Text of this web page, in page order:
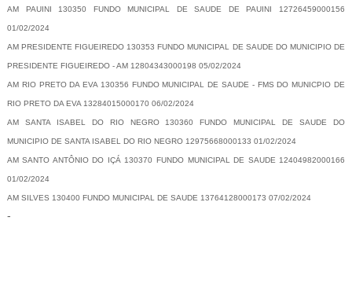
AM PAUINI 130350 FUNDO MUNICIPAL DE SAUDE DE PAUINI 12726459000156
01/02/2024
AM PRESIDENTE FIGUEIREDO 130353 FUNDO MUNICIPAL DE SAUDE DO MUNICIPIO DE
PRESIDENTE FIGUEIREDO - AM 12804343000198 05/02/2024
AM RIO PRETO DA EVA 130356 FUNDO MUNICIPAL DE SAUDE - FMS DO MUNICPIO DE
RIO PRETO DA EVA 13284015000170 06/02/2024
AM SANTA ISABEL DO RIO NEGRO 130360 FUNDO MUNICIPAL DE SAUDE DO
MUNICIPIO DE SANTA ISABEL DO RIO NEGRO 12975668000133 01/02/2024
AM SANTO ANTÔNIO DO IÇÁ 130370 FUNDO MUNICIPAL DE SAUDE 12404982000166
01/02/2024
AM SILVES 130400 FUNDO MUNICIPAL DE SAUDE 13764128000173 07/02/2024
-